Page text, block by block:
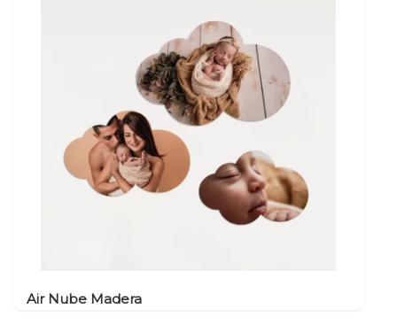
Air Nube Madera